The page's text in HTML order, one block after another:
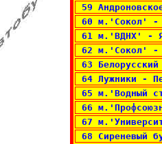
59
60 м.'Сокол' -
61 м.'ВДНХ' -
62 м.'Сокол' -
63
64 Лужники -
65 м.'Водный
66
67
68 Сиреневый